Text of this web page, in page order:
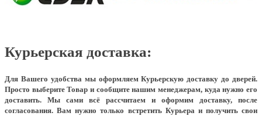
Курьерская доставка:
Для Вашего удобства мы оформляем Курьерскую доставку до дверей.
Просто выберите Товар и сообщите нашим менеджерам, куда нужно его
доставить. Мы сами всё рассчитаем и оформим доставку, после
согласования. Вам нужно только встретить Курьера и получить свои